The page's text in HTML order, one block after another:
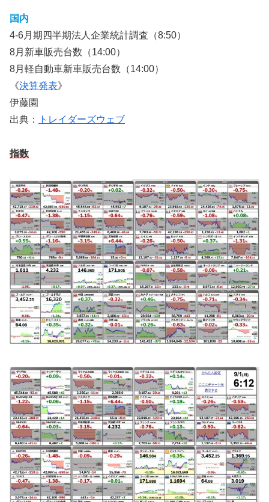
国内
4-6月期四半期法人企業統計調査（8:50）
8月新車販売台数（14:00）
8月軽自動車新車販売台数（14:00）
《決算発表》
伊藤園
出典：
トレイダーズウェブ
指数